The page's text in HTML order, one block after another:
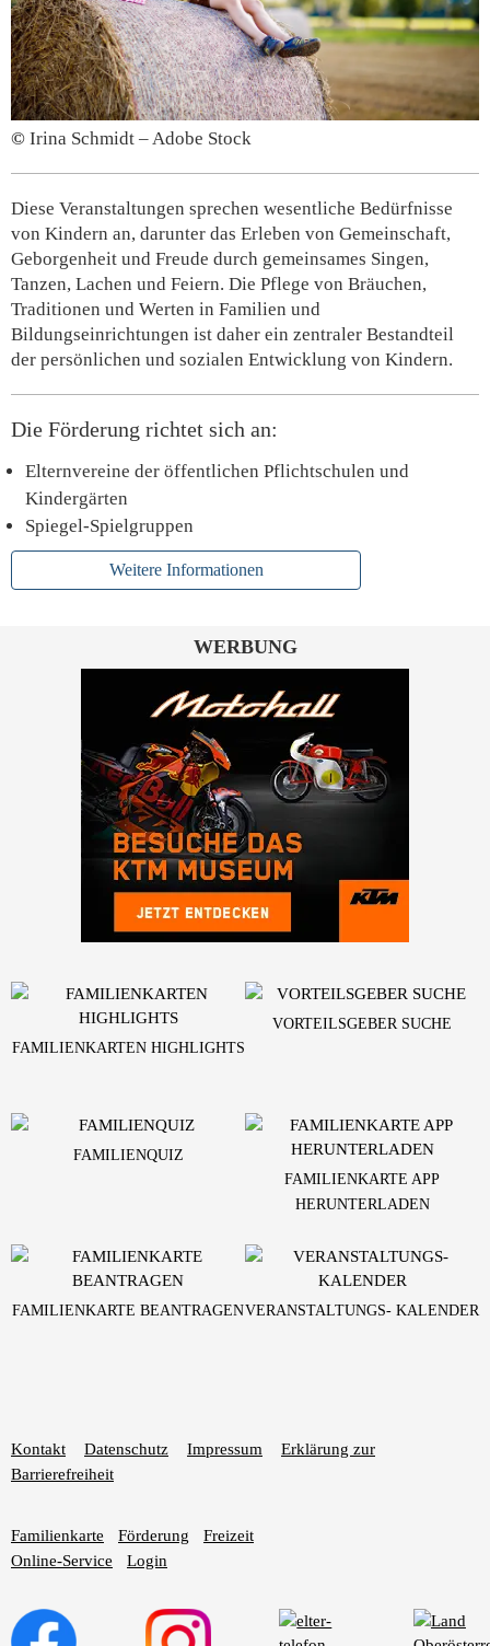
© Irina Schmidt – Adobe Stock
Diese Veranstaltungen sprechen wesentliche Bedürfnisse
von Kindern an, darunter das Erleben von Gemeinschaft,
Geborgenheit und Freude durch gemeinsames Singen,
Tanzen, Lachen und Feiern. Die Pflege von Bräuchen,
Traditionen und Werten in Familien und
Bildungseinrichtungen ist daher ein zentraler Bestandteil
der persönlichen und sozialen Entwicklung von Kindern.
Die Förderung richtet sich an:
Elternvereine der öffentlichen Pflichtschulen und
Kindergärten
Spiegel-Spielgruppen
Weitere Informationen
WERBUNG
Kontakt Datenschutz Impressum
Erklärung zur
Barrierefreiheit
Familienkarte Förderung
Freizeit
Online-Service
Login
FAMILIENKARTEN HIGHLIGHTS
VORTEILSGEBER SUCHE
FAMILIENQUIZ
FAMILIENKARTE APP
HERUNTERLADEN
FAMILIENKARTE BEANTRAGENVERANSTALTUNGS- KALENDER